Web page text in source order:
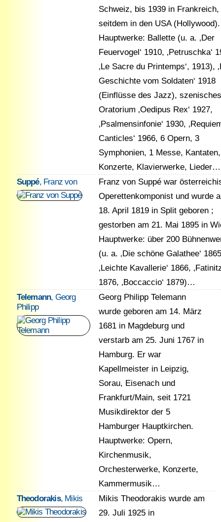
Schweiz, bis 1939 in Frankreich,
seitdem in den USA (Hollywood).
Hauptwerke: Ballette (u. a. ‚Der
Feuervogel‘ 1910, ‚Petruschka‘
‚Le Sacre du Printemps‘, 1913),
Geschichte vom Soldaten‘ 1918
(Einflüsse des Jazz), szenisches
Oratorium ‚Oedipus Rex‘ 1927,
‚Psalmensinfonie‘ 1930,
Canticles‘ 1966, 6 Opern, 3
Symphonien, 1 Messe, Kantaten,
Konzerte, Klavierwerke, Lieder…
Suppé, Franz von
Franz von Suppé war
Operettenkomponist und wurde
18. April 1819 in Split geboren ;
gestorben am 21. Mai 1895 in
Hauptwerke: über 200
(u. a. ‚Die schöne Galathee‘
‚Leichte Kavallerie‘ 1866,
1876, ‚Boccaccio‘ 1879)…
Telemann, Georg
Philipp
Georg Philipp Telemann
wurde geboren am 14. März
1681 in Magdeburg und
verstarb am 25. Juni 1767 in
Hamburg. Er war
Kapellmeister in Leipzig,
Sorau, Eisenach und
Frankfurt/Main, seit 1721
Musikdirektor der 5
Hamburger Hauptkirchen.
Hauptwerke: Opern,
Kirchenmusik,
Orchesterwerke, Konzerte,
Kammermusik…
Theodorakis, Mikis
Mikis Theodorakis wurde am
29. Juli 1925 in